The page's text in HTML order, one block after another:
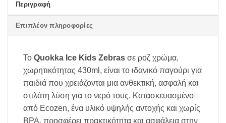
Περιγραφή
Επιπλέον πληροφορίες
Το Quokka Ice Kids Zebras σε ροζ χρώμα,
χωρητικότητας 430ml, είναι το ιδανικό παγούρι για
παιδιά που χρειάζονται μια ανθεκτική, ασφαλή και
στιλάτη λύση για το νερό τους. Κατασκευασμένο
από Ecozen, ένα υλικό υψηλής αντοχής και χωρίς
BPA, προσφέρει πρακτικότητα και ασφάλεια στην